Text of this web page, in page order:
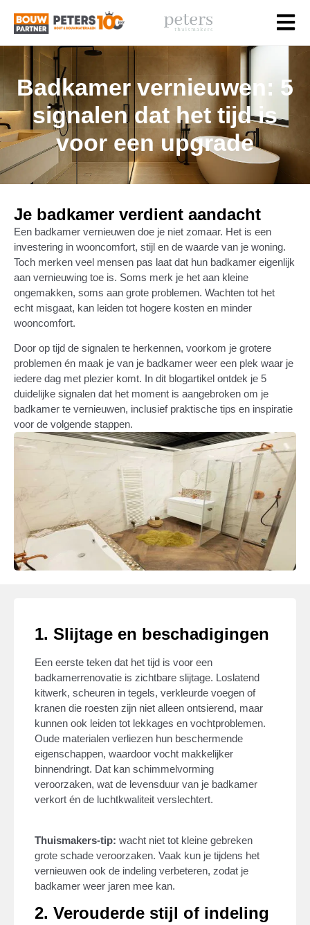
Badkamer vernieuwen: 5
signalen dat het tijd is
voor een upgrade
Je badkamer verdient aandacht
Een badkamer vernieuwen doe je niet zomaar. Het is een
investering in wooncomfort, stijl en de waarde van je woning.
Toch merken veel mensen pas laat dat hun badkamer eigenlijk
aan vernieuwing toe is. Soms merk je het aan kleine
ongemakken, soms aan grote problemen. Wachten tot het
echt misgaat, kan leiden tot hogere kosten en minder
wooncomfort.
Door op tijd de signalen te herkennen, voorkom je grotere
problemen én maak je van je badkamer weer een plek waar je
iedere dag met plezier komt. In dit blogartikel ontdek je 5
duidelijke signalen dat het moment is aangebroken om je
badkamer te vernieuwen, inclusief praktische tips en inspiratie
voor de volgende stappen.
1. Slijtage en beschadigingen
Een eerste teken dat het tijd is voor een
badkamerrenovatie is zichtbare slijtage. Loslatend
kitwerk, scheuren in tegels, verkleurde voegen of
kranen die roesten zijn niet alleen ontsierend, maar
kunnen ook leiden tot lekkages en vochtproblemen.
Oude materialen verliezen hun beschermende
eigenschappen, waardoor vocht makkelijker
binnendringt. Dat kan schimmelvorming
veroorzaken, wat de levensduur van je badkamer
verkort én de luchtkwaliteit verslechtert.
Thuismakers-tip: wacht niet tot kleine gebreken
grote schade veroorzaken. Vaak kun je tijdens het
vernieuwen ook de indeling verbeteren, zodat je
badkamer weer jaren mee kan.
2. Verouderde stijl of indeling